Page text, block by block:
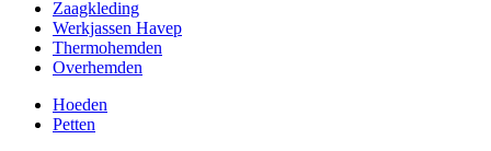
Zaagkleding
Werkjassen Havep
Thermohemden
Overhemden
Hoeden
Petten